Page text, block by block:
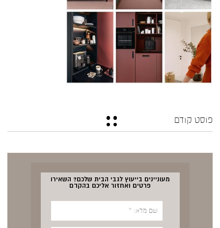
פוסט קודם
מעוניינים בייעוץ לגבי הבית שלכם? השאירו
פרטים ואחזור אליכם בהקדם